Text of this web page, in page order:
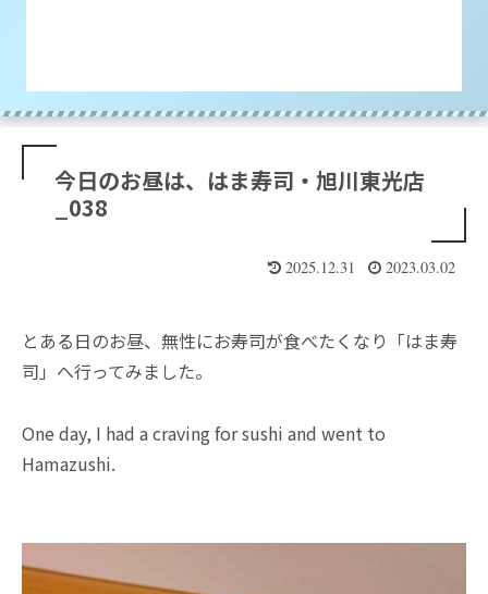
今日のお昼は、はま寿司・旭川東光店
_038
2025.12.31 2023.03.02
とある日のお昼、無性にお寿司が食べたくなり「はま寿
司」へ行ってみました。
One day, I had a craving for sushi and went to
Hamazushi.